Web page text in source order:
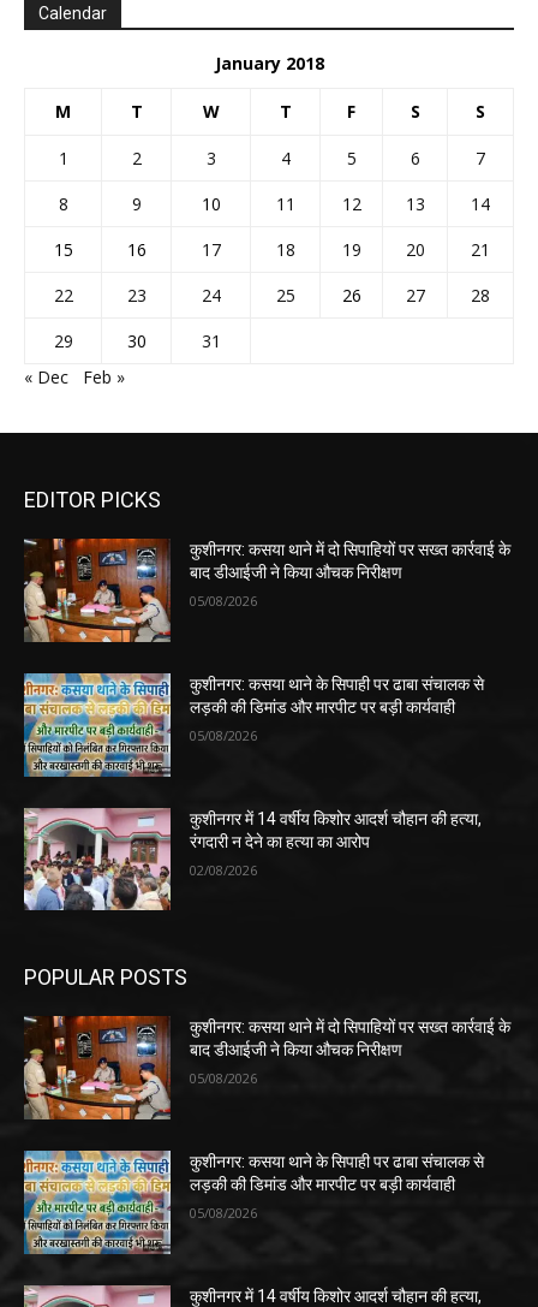
Calendar
January 2018
M T W T F S S
1 2 3 4 5 6
7
8
9 10 11 12 13
14
15
16 17 18 19 20
21
22
23 24 25 26 27
28
29
30
31
« Dec
Feb »
EDITOR PICKS
कुशीनगर: कसया थाने में दो सिपाहियों पर सख्त कार्रवाई के
बाद डीआईजी ने किया औचक निरीक्षण
05/08/2026
कुशीनगर: कसया थाने के सिपाही पर ढाबा संचालक से
लड़की की डिमांड और मारपीट पर बड़ी कार्यवाही
05/08/2026
कुशीनगर में 14 वर्षीय किशोर आदर्श चौहान की हत्या,
रंगदारी न देने का हत्या का आरोप
02/08/2026
POPULAR POSTS
कुशीनगर: कसया थाने में दो सिपाहियों पर सख्त कार्रवाई के
बाद डीआईजी ने किया औचक निरीक्षण
05/08/2026
कुशीनगर: कसया थाने के सिपाही पर ढाबा संचालक से
लड़की की डिमांड और मारपीट पर बड़ी कार्यवाही
05/08/2026
कुशीनगर में 14 वर्षीय किशोर आदर्श चौहान की हत्या,